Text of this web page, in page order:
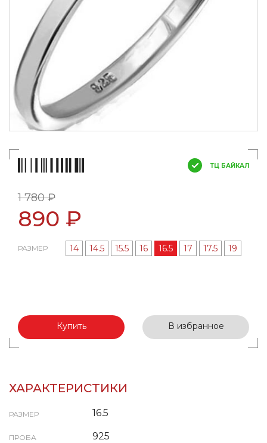
ТЦ БАЙКАЛ
1 780 ₽
890 ₽
РАЗМЕР 14 14.5 15.5 16 16.5 17 17.5 19
Купить В избранное
ХАРАКТЕРИСТИКИ
РАЗМЕР 16.5
ПРОБА 925